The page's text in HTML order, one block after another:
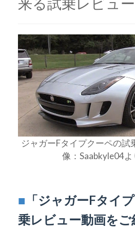
ジャガーFタイプクーペの試
像：Saabkyle04よ
■ 「ジャガーFタイ
乗レビュー動画をご